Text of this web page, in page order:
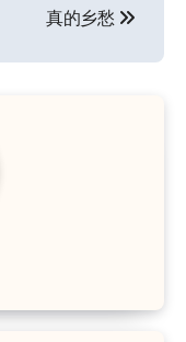
真的乡愁